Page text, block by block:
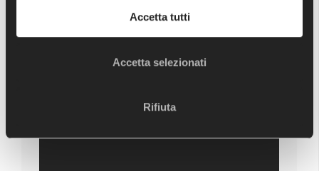
Accetta tutti
Accetta selezionati
Rifiuta
VIDEO GALLERY - ALTRI VIDEO
FRATTURA TIBIA DISTALE : MIPO